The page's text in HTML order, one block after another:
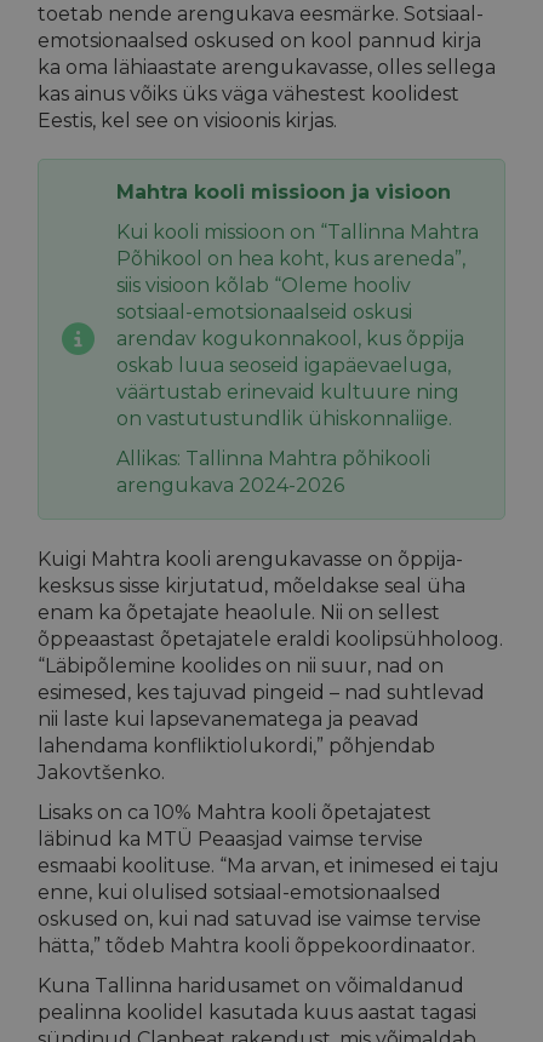
toetab nende arengukava eesmärke. Sotsiaal-
emotsionaalsed oskused on kool pannud kirja
ka oma lähiaastate arengukavasse, olles sellega
kas ainus võiks üks väga vähestest koolidest
Eestis, kel see on visioonis kirjas.
Mahtra kooli missioon ja visioon
Kui kooli missioon on “Tallinna Mahtra
Põhikool on hea koht, kus areneda”,
siis visioon kõlab “Oleme hooliv
sotsiaal-emotsionaalseid oskusi
arendav kogukonnakool, kus õppija
oskab luua seoseid igapäevaeluga,
väärtustab erinevaid kultuure ning
on vastutustundlik ühiskonnaliige.
Allikas: Tallinna Mahtra põhikooli
arengukava 2024-2026
Kuigi Mahtra kooli arengukavasse on õppija-
kesksus sisse kirjutatud, mõeldakse seal üha
enam ka õpetajate heaolule. Nii on sellest
õppeaastast õpetajatele eraldi koolipsühholoog.
“Läbipõlemine koolides on nii suur, nad on
esimesed, kes tajuvad pingeid – nad suhtlevad
nii laste kui lapsevanematega ja peavad
lahendama konfliktiolukordi,” põhjendab
Jakovtšenko.
Lisaks on ca 10% Mahtra kooli õpetajatest
läbinud ka MTÜ Peaasjad vaimse tervise
esmaabi koolituse. “Ma arvan, et inimesed ei taju
enne, kui olulised sotsiaal-emotsionaalsed
oskused on, kui nad satuvad ise vaimse tervise
hätta,” tõdeb Mahtra kooli õppekoordinaator.
Kuna Tallinna haridusamet on võimaldanud
pealinna koolidel kasutada kuus aastat tagasi